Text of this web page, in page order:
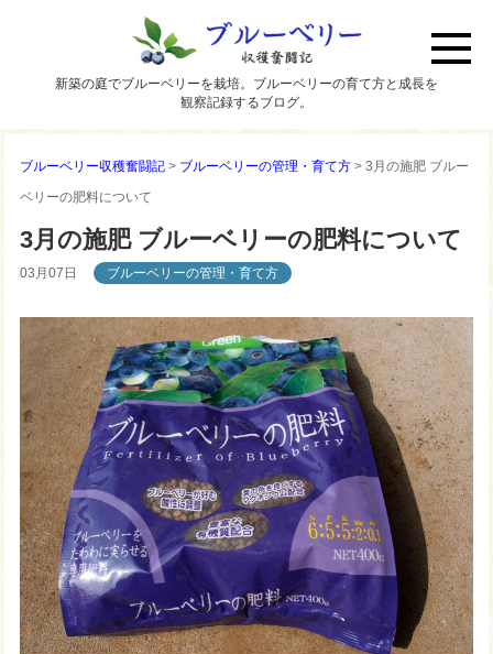
新築の庭でブルーベリーを栽培。ブルーベリーの育て方と成長を
観察記録するブログ。
ブルーベリー収穫奮闘記> ブルーベリーの管理・育て方> 3月の施肥 ブルー
ベリーの肥料について
3月の施肥 ブルーベリーの肥料について
03月07日 ブルーベリーの管理・育て方